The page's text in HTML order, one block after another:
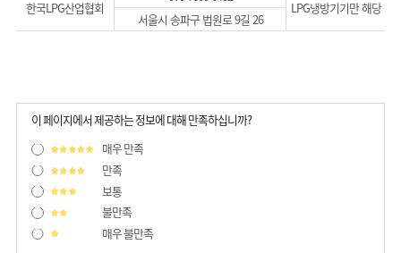
한국LPG산업협회 LPG냉방기기만 해당
서울시 송파구 법원로 9길 26
이 페이지에서 제공하는 정보에 대해 만족하십니까?
매우 만족
만족
보통
불만족
매우 불만족